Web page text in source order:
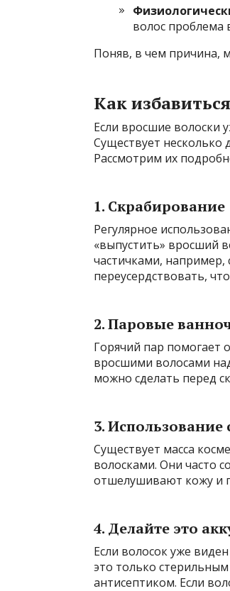
волос проблема
Поняв, в чем причина,
Как
Если вросшие волоски
Существует несколько
Рассмотрим их
1. Скрабирование
Регулярное
«выпустить» вросший
частичками, например,
переусердствовать,
2. Паровые
Горячий пар помогает
вросшими волосами
можно сделать перед
3. Использование
Существует масса
волосками. Они часто
отшелушивают кожу и
4. Делайте это
Если волосок уже
это только
антисептиком. Если